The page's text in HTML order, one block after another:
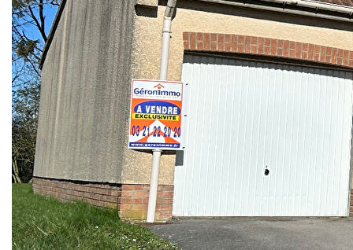
Réf : 3528LR
A vendre en exclusivité, belle maison de 2002 alliant
modernité, confort et cadre de vie agréable
Cette maison offre de beaux volumes notamment dans la
pièce à vivre ouverte sur la cuisine et donnant directement
sur l'extérieur avec une grande baie vitrée.
Trois chambres, une salle de bain avec douche et
baignoire, un grand garage de 27m² complètent cette
maison contemporaine
les + :
quartier calme